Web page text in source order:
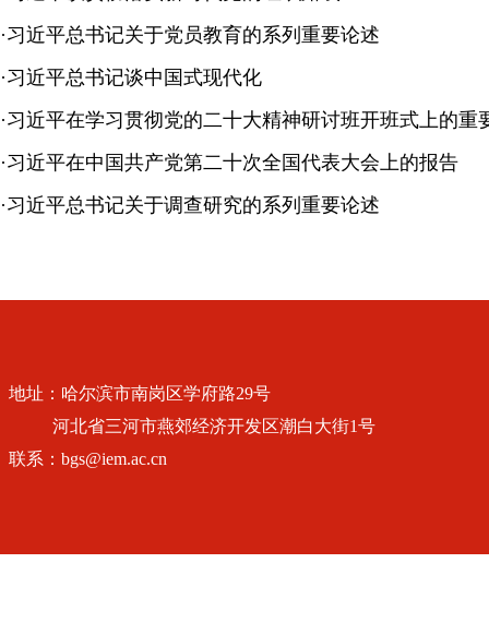
·习近平总书记关于党员教育的系列重要论述
·习近平总书记谈中国式现代化
·习近平在学习贯彻党的二十大精神研讨班开班式上的重
·习近平在中国共产党第二十次全国代表大会上的报告
·习近平总书记关于调查研究的系列重要论述
地址：哈尔滨市南岗区学府路29号
河北省三河市燕郊经济开发区潮白大街1号
联系：bgs@iem.ac.cn